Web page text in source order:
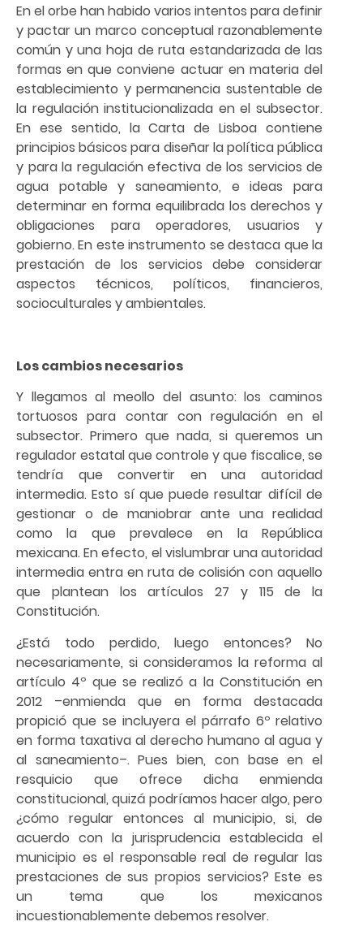
En el orbe han habido varios intentos para definir
y pactar un marco conceptual razonablemente
común y una hoja de ruta estandarizada de las
formas en que conviene actuar en materia del
establecimiento y permanencia sustentable de
la regulación institucionalizada en el subsector.
En ese sentido, la Carta de Lisboa contiene
principios básicos para diseñar la política pública
y para la regulación efectiva de los servicios de
agua potable y saneamiento, e ideas para
determinar en forma equilibrada los derechos y
obligaciones para operadores, usuarios y
gobierno. En este instrumento se destaca que la
prestación de los servicios debe considerar
aspectos técnicos, políticos, financieros,
socioculturales y ambientales.
Los cambios necesarios
Y llegamos al meollo del asunto: los caminos
tortuosos para contar con regulación en el
subsector. Primero que nada, si queremos un
regulador estatal que controle y que fiscalice, se
tendría que convertir en una autoridad
intermedia. Esto sí que puede resultar difícil de
gestionar o de maniobrar ante una realidad
como la que prevalece en la República
mexicana. En efecto, el vislumbrar una autoridad
intermedia entra en ruta de colisión con aquello
que plantean los artículos 27 y 115 de la
Constitución.
¿Está todo perdido, luego entonces? No
necesariamente, si consideramos la reforma al
artículo 4º que se realizó a la Constitución en
2012 –enmienda que en forma destacada
propició que se incluyera el párrafo 6º relativo
en forma taxativa al derecho humano al agua y
al saneamiento–. Pues bien, con base en el
resquicio que ofrece dicha enmienda
constitucional, quizá podríamos hacer algo, pero
¿cómo regular entonces al municipio, si, de
acuerdo con la jurisprudencia establecida el
municipio es el responsable real de regular las
prestaciones de sus propios servicios? Este es
un tema que los mexicanos
incuestionablemente debemos resolver.